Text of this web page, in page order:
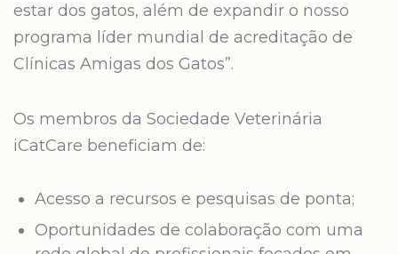
estar dos gatos, além de expandir o nosso
programa líder mundial de acreditação de
Clínicas Amigas dos Gatos”.
Os membros da Sociedade Veterinária
iCatCare beneficiam de:
Acesso a recursos e pesquisas de ponta;
Oportunidades de colaboração com uma